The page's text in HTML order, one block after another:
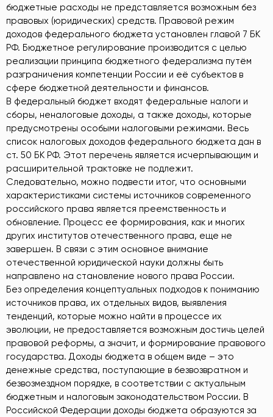
бюджетные расходы не представляется возможным без
правовых (юридических) средств. Правовой режим
доходов федерального бюджета установлен главой 7 БК
РФ. Бюджетное регулирование производится с целью
реализации принципа бюджетного федерализма путём
разграничения компетенции России и её субъектов в
сфере бюджетной деятельности и финансов.
В федеральный бюджет входят федеральные налоги и
сборы, неналоговые доходы, а также доходы, которые
предусмотрены особыми налоговыми режимами. Весь
список налоговых доходов федерального бюджета дан в
ст. 50 БК РФ. Этот перечень является исчерпывающим и
расширительной трактовке не подлежит.
Следовательно, можно подвести итог, что основными
характеристиками системы источников современного
российского права является преемственность и
обновление. Процесс ее формирования, как и многих
других институтов отечественного права, еще не
завершен. В связи с этим основное внимание
отечественной юридической науки должны быть
направлено на становление нового права России.
Без определения концептуальных подходов к пониманию
источников права, их отдельных видов, выявления
тенденций, которые можно найти в процессе их
эволюции, не предоставляется возможным достичь целей
правовой реформы, а значит, и формирование правового
государства. Доходы бюджета в общем виде – это
денежные средства, поступающие в безвозвратном и
безвозмездном порядке, в соответствии с актуальным
бюджетным и налоговым законодательством России. В
Российской Федерации доходы бюджета образуются за